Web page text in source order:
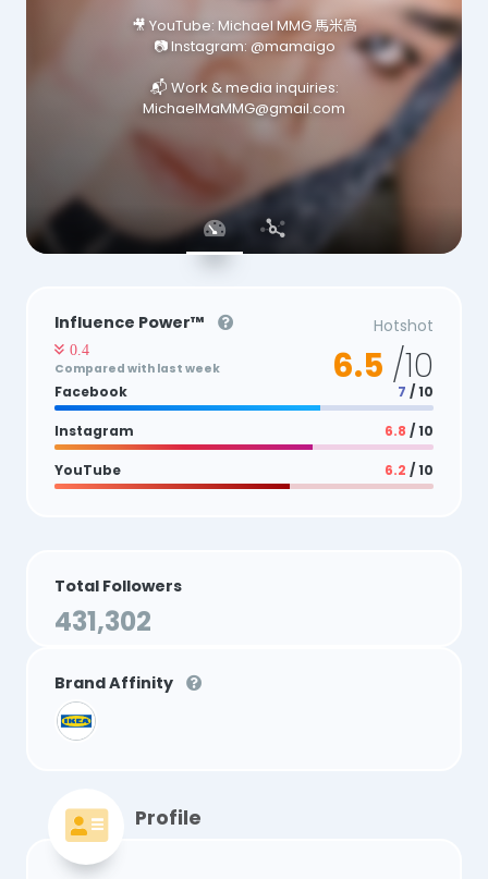
🎥 YouTube: Michael MMG 馬米高
📷 Instagram: @mamaigo
📬 Work & media inquiries:
MichaelMaMMG@gmail.com
Influence Power™
0.4
Compared with last week
Hotshot
6.5 /10
Facebook 7 / 10
Instagram 6.8 / 10
YouTube 6.2 / 10
Total Followers
431,302
Brand Affinity
Profile